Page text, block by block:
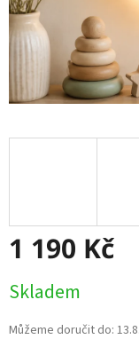
1 190 Kč
cena:
Skladem
Můžeme doručit do: